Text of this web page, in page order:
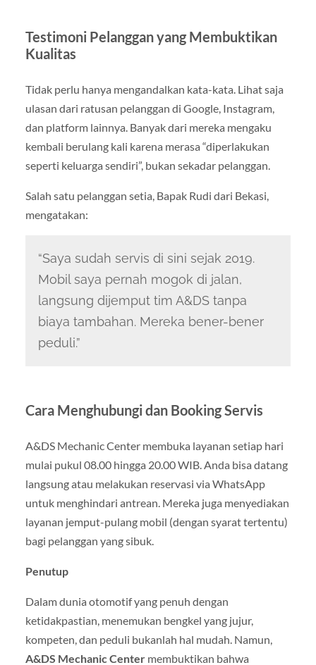
Testimoni Pelanggan yang Membuktikan
Kualitas
Tidak perlu hanya mengandalkan kata-kata. Lihat saja
ulasan dari ratusan pelanggan di Google, Instagram,
dan platform lainnya. Banyak dari mereka mengaku
kembali berulang kali karena merasa “diperlakukan
seperti keluarga sendiri”, bukan sekadar pelanggan.
Salah satu pelanggan setia, Bapak Rudi dari Bekasi,
mengatakan:
“Saya sudah servis di sini sejak 2019.
Mobil saya pernah mogok di jalan,
langsung dijemput tim A&DS tanpa
biaya tambahan. Mereka bener-bener
peduli.”
Cara Menghubungi dan Booking Servis
A&DS Mechanic Center membuka layanan setiap hari
mulai pukul 08.00 hingga 20.00 WIB. Anda bisa datang
langsung atau melakukan reservasi via WhatsApp
untuk menghindari antrean. Mereka juga menyediakan
layanan jemput-pulang mobil (dengan syarat tertentu)
bagi pelanggan yang sibuk.
Penutup
Dalam dunia otomotif yang penuh dengan
ketidakpastian, menemukan bengkel yang jujur,
kompeten, dan peduli bukanlah hal mudah. Namun,
A&DS Mechanic Centermembuktikan bahwa